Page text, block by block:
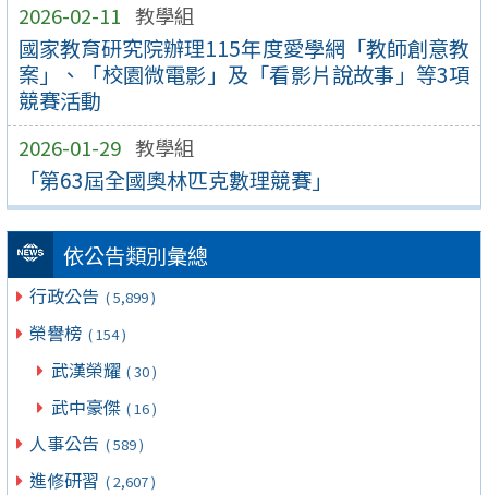
2026-02-11 教學組
國家教育研究院辦理115年度愛學網「教師創意教
案」、「校園微電影」及「看影片說故事」等3項
競賽活動
2026-01-29 教學組
「第63屆全國奧林匹克數理競賽」
依公告類別彙總
行政公告 ( 5,899 )
榮譽榜 ( 154 )
武漢榮耀 ( 30 )
武中豪傑 ( 16 )
人事公告 ( 589 )
進修研習 ( 2,607 )